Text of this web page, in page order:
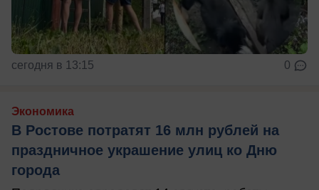
сегодня в 13:15 0
Экономика
В Ростове потратят 16 млн рублей на
праздничное украшение улиц ко Дню
города